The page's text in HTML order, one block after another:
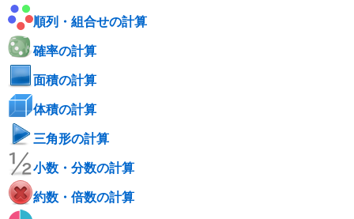
順列・組合せの計算
確率の計算
面積の計算
体積の計算
三角形の計算
小数・分数の計算
約数・倍数の計算